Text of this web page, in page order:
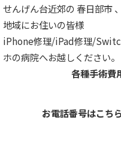
せんげん台近郊の 春日部市
地域にお住いの皆様
iPhone修理/iPad修理/
ホの病院へお越しください。
各種手術費
お電話番号はこちら